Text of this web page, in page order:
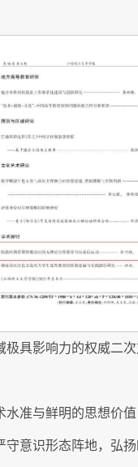
具影响力的权威二
准与鲜明的思想价
守意识形态阵地，弘